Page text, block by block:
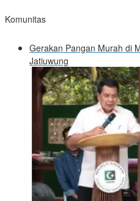
Komunitas
Gerakan Pangan Murah di
Jatiuwung